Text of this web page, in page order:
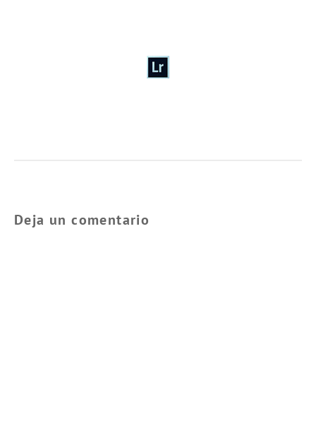
Deja un comentario